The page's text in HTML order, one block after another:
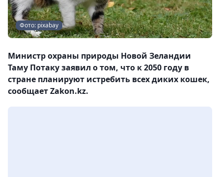
Фото: pixabay
Министр охраны природы Новой Зеландии
Таму Потаку заявил о том, что к 2050 году в
стране планируют истребить всех диких кошек,
сообщает Zakon.kz.